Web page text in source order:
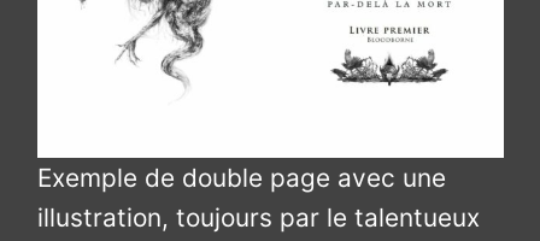
Exemple de double page avec une
illustration, toujours par le talentueux